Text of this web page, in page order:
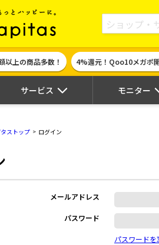
ポイント貯めて現金やギフト
以上の商品多数！ 4%還元！Qoo10メガポ
サービス モニター
ストップ ログイン
メールアドレス
パスワード
パスワードを